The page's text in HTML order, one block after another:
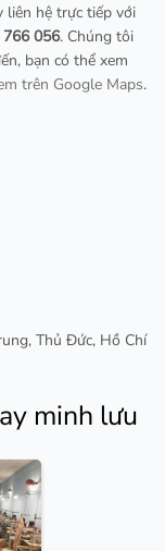
liên hệ trực tiếp với
056. Chúng tôi
bạn có thể xem
trên Google Maps.
Thủ Đức, Hồ Chí
minh lưu